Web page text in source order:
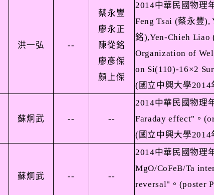
洪一弘 --
蔡永豐
廖永正
陳從銘
廖彥傑
顏上傑
2014中華民國物理
Feng Tsai (蔡永豐),
銘),Yen-Chieh Liao
Organization of
on Si(110)-16×2
( 國立中興大學2014
蘇炯武 -- --
2014中華民國物理
Faraday effect" 。
( 國立中興大學2014
蘇炯武 -- --
2014中華民國物理
MgO/CoFeB/Ta
reversal" 。 (poster